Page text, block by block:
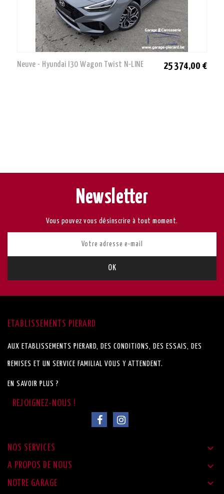
Neuve - Hyundai I30 Wagon Twist N-LINE 25 374,00 €
Newsletter
Vous pouvez vous désinscrire à tout moment.
ETABLISSEMENTS PIERARD
AUX ETABLISSEMENTS PIERARD, DES CONDITIONS, DES ESSAIS, DES
REMISES ET UN SERVICE FAMILIAL VOUS Y ATTENDENT.
EN SAVOIR PLUS ?
NOS SERVICES 
A PROPOS DE NOUS 
NOTRE GARAGE 